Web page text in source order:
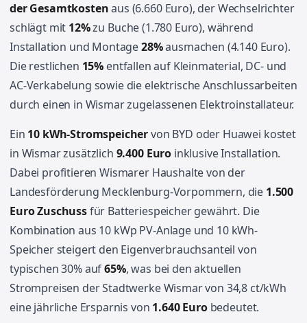
der Gesamtkostenaus (6.660 Euro), der Wechselrichter
schlägt mit 12%zu Buche (1.780 Euro), während
Installation und Montage28%ausmachen (4.140 Euro).
Die restlichen 15% entfallen auf Kleinmaterial, DC- und
AC-Verkabelung sowie die elektrische Anschlussarbeiten
durch einen in Wismar zugelassenen Elektroinstallateur.
Ein 10 kWh-Stromspeichervon BYD oder Huawei kostet
in Wismar zusätzlich 9.400 Euro inklusive Installation.
Dabei profitieren Wismarer Haushalte von der
Landesförderung Mecklenburg-Vorpommern, die 1.500
Euro Zuschussfür Batteriespeicher gewährt. Die
Kombination aus 10 kWp PV-Anlage und 10 kWh-
Speicher steigert den Eigenverbrauchsanteil von
typischen 30% auf65%, was bei den aktuellen
Strompreisen der Stadtwerke Wismar von 34,8 ct/kWh
eine jährliche Ersparnis von 1.640 Eurobedeutet.